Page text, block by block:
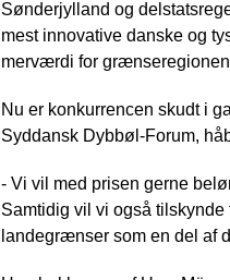
Sønderjylland og
mest innovative danske og
merværdi for
Nu er konkurrencen skudt i
Syddansk Dybbøl-Forum,
- Vi vil med prisen gerne
Samtidig vil vi også
landegrænser som en del af